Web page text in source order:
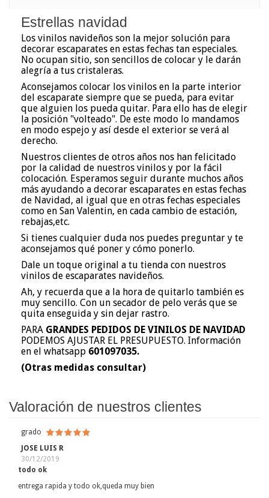
Estrellas navidad
Los vinilos navideños son la mejor solución para
decorar escaparates en estas fechas tan especiales.
No ocupan sitio, son sencillos de colocar y le darán
alegría a tus cristaleras.
Aconsejamos colocar los vinilos en la parte interior
del escaparate siempre que se pueda, para evitar
que alguien los pueda quitar. Para ello has de elegir
la posición "volteado". De este modo lo mandamos
en modo espejo y así desde el exterior se verá al
derecho.
Nuestros clientes de otros años nos han felicitado
por la calidad de nuestros vinilos y por la fácil
colocación. Esperamos seguir durante muchos años
más ayudando a decorar escaparates en estas fechas
de Navidad, al igual que en otras fechas especiales
como en San Valentin, en cada cambio de estación,
rebajas,etc.
Si tienes cualquier duda nos puedes preguntar y te
aconsejamos qué poner y cómo ponerlo.
Dale un toque original a tu tienda con nuestros
vinilos de escaparates navideños.
Ah, y recuerda que a la hora de quitarlo también es
muy sencillo. Con un secador de pelo verás que se
quita enseguida y sin dejar rastro.
PARA GRANDES PEDIDOS DE VINILOS DE NAVIDAD
PODEMOS AJUSTAR EL PRESUPUESTO. Información
en el whatsapp 601097035.
(Otras medidas consultar)
Valoración de nuestros clientes
grado
JOSE LUIS R
30/12/2019
todo ok
entrega rapida y todo ok,queda muy bien